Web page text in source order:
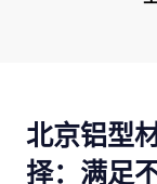
北京铝型
择：满足